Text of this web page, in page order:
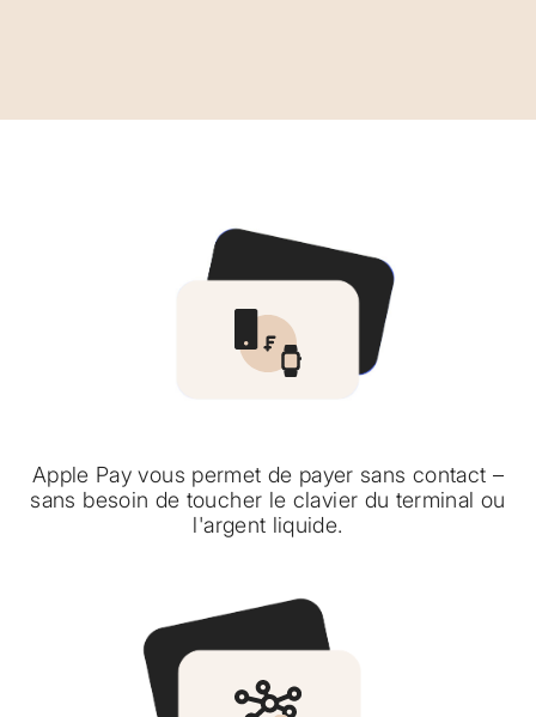
Apple Pay vous permet de payer sans contact –
sans besoin de toucher le clavier du terminal ou
l'argent liquide.